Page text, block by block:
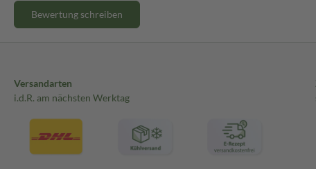
Bewertung schreiben
Versandarten
i.d.R. am nächsten Werktag